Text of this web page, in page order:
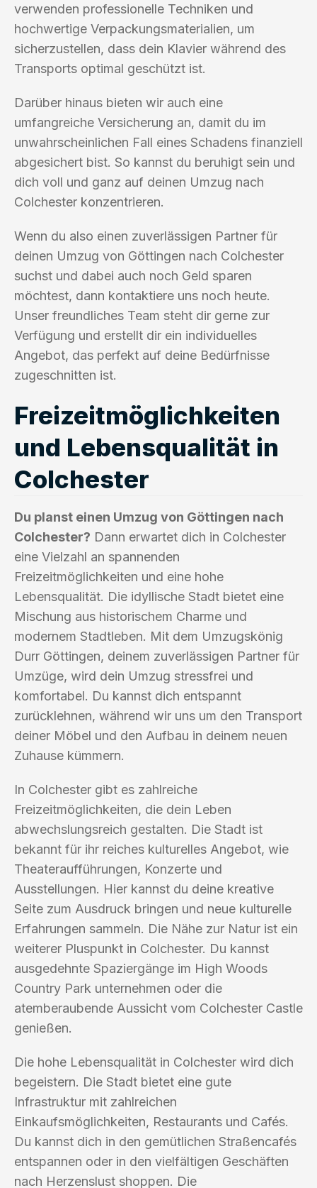
verwenden professionelle Techniken und
hochwertige Verpackungsmaterialien, um
sicherzustellen, dass dein Klavier während des
Transports optimal geschützt ist.
Darüber hinaus bieten wir auch eine
umfangreiche Versicherung an, damit du im
unwahrscheinlichen Fall eines Schadens finanziell
abgesichert bist. So kannst du beruhigt sein und
dich voll und ganz auf deinen Umzug nach
Colchester konzentrieren.
Wenn du also einen zuverlässigen Partner für
deinen Umzug von Göttingen nach Colchester
suchst und dabei auch noch Geld sparen
möchtest, dann kontaktiere uns noch heute.
Unser freundliches Team steht dir gerne zur
Verfügung und erstellt dir ein individuelles
Angebot, das perfekt auf deine Bedürfnisse
zugeschnitten ist.
Freizeitmöglichkeiten
und Lebensqualität in
Colchester
Du planst einen Umzug von Göttingen nach
Colchester? Dann erwartet dich in Colchester
eine Vielzahl an spannenden
Freizeitmöglichkeiten und eine hohe
Lebensqualität. Die idyllische Stadt bietet eine
Mischung aus historischem Charme und
modernem Stadtleben. Mit dem Umzugskönig
Durr Göttingen, deinem zuverlässigen Partner für
Umzüge, wird dein Umzug stressfrei und
komfortabel. Du kannst dich entspannt
zurücklehnen, während wir uns um den Transport
deiner Möbel und den Aufbau in deinem neuen
Zuhause kümmern.
In Colchester gibt es zahlreiche
Freizeitmöglichkeiten, die dein Leben
abwechslungsreich gestalten. Die Stadt ist
bekannt für ihr reiches kulturelles Angebot, wie
Theateraufführungen, Konzerte und
Ausstellungen. Hier kannst du deine kreative
Seite zum Ausdruck bringen und neue kulturelle
Erfahrungen sammeln. Die Nähe zur Natur ist ein
weiterer Pluspunkt in Colchester. Du kannst
ausgedehnte Spaziergänge im High Woods
Country Park unternehmen oder die
atemberaubende Aussicht vom Colchester Castle
genießen.
Die hohe Lebensqualität in Colchester wird dich
begeistern. Die Stadt bietet eine gute
Infrastruktur mit zahlreichen
Einkaufsmöglichkeiten, Restaurants und Cafés.
Du kannst dich in den gemütlichen Straßencafés
entspannen oder in den vielfältigen Geschäften
nach Herzenslust shoppen. Die